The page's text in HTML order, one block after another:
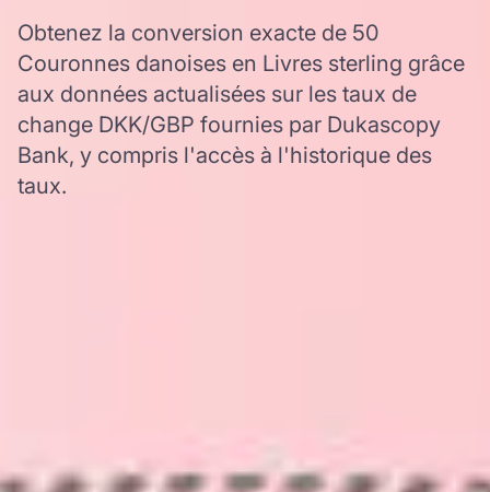
Obtenez la conversion exacte de 50
Couronnes danoises en Livres sterling grâce
aux données actualisées sur les taux de
change DKK/GBP fournies par Dukascopy
Bank, y compris l'accès à l'historique des
taux.